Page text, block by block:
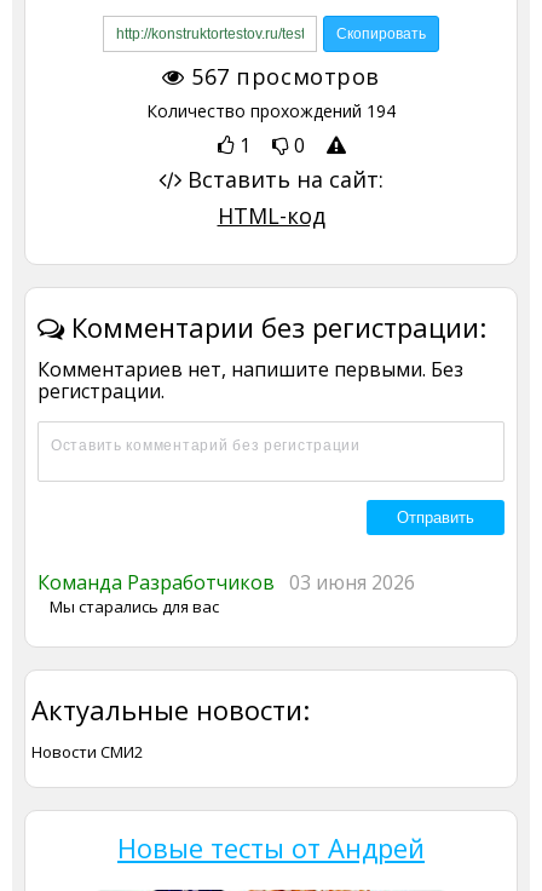
567 просмотров
Количество прохождений 194
1 0
Вставить на сайт:
HTML-код
Комментарии без регистрации:
Комментариев нет, напишите первыми. Без
регистрации.
Команда Разработчиков 03 июня 2026
Мы старались для вас
Актуальные новости:
Новости СМИ2
Новые тесты от Андрей